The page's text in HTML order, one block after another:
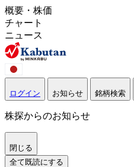
概要・株価
チャート
ニュース
ログイン お知らせ 銘柄検索
株探からのお知らせ
閉じる
全て既読にする